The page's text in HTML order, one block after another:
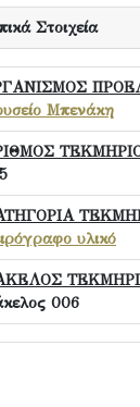
Στοιχεία
Μπενάκη
υλικό
006